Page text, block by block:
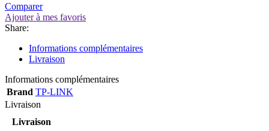
Comparer
Ajouter à mes favoris
Share:
Informations complémentaires
Livraison
Informations complémentaires
Brand TP-LINK
Livraison
Livraison